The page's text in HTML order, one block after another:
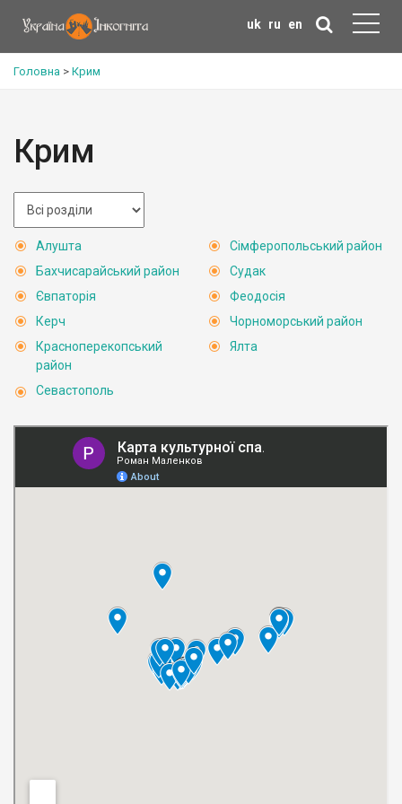
uk ru en
Головна > Крим
Крим
Алушта
Бахчисарайський район
Євпаторія
Керч
Красноперекопський
район
Севастополь
Сімферопольський район
Судак
Феодосія
Чорноморський район
Ялта